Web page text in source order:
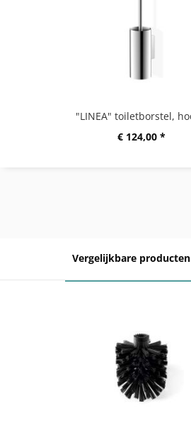
€ 124,00 *
Vergelijkbare producten